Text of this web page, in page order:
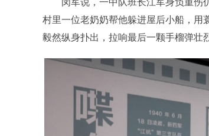
村里一位老奶奶帮他躲进屋后小船，用
毅然纵身扑出，拉响最后一颗手榴弹壮